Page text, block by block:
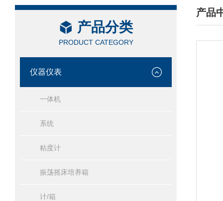
产品分类
PRODUCT CATEGORY
仪器仪表
一体机
系统
粘度计
振荡摇床培养箱
计/箱
产品
/